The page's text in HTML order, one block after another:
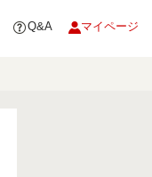
Q&A マイページ